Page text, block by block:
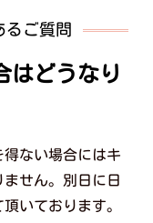
るご質問
はどうなり
ない場合にはキ
せん。別日に日
いております。